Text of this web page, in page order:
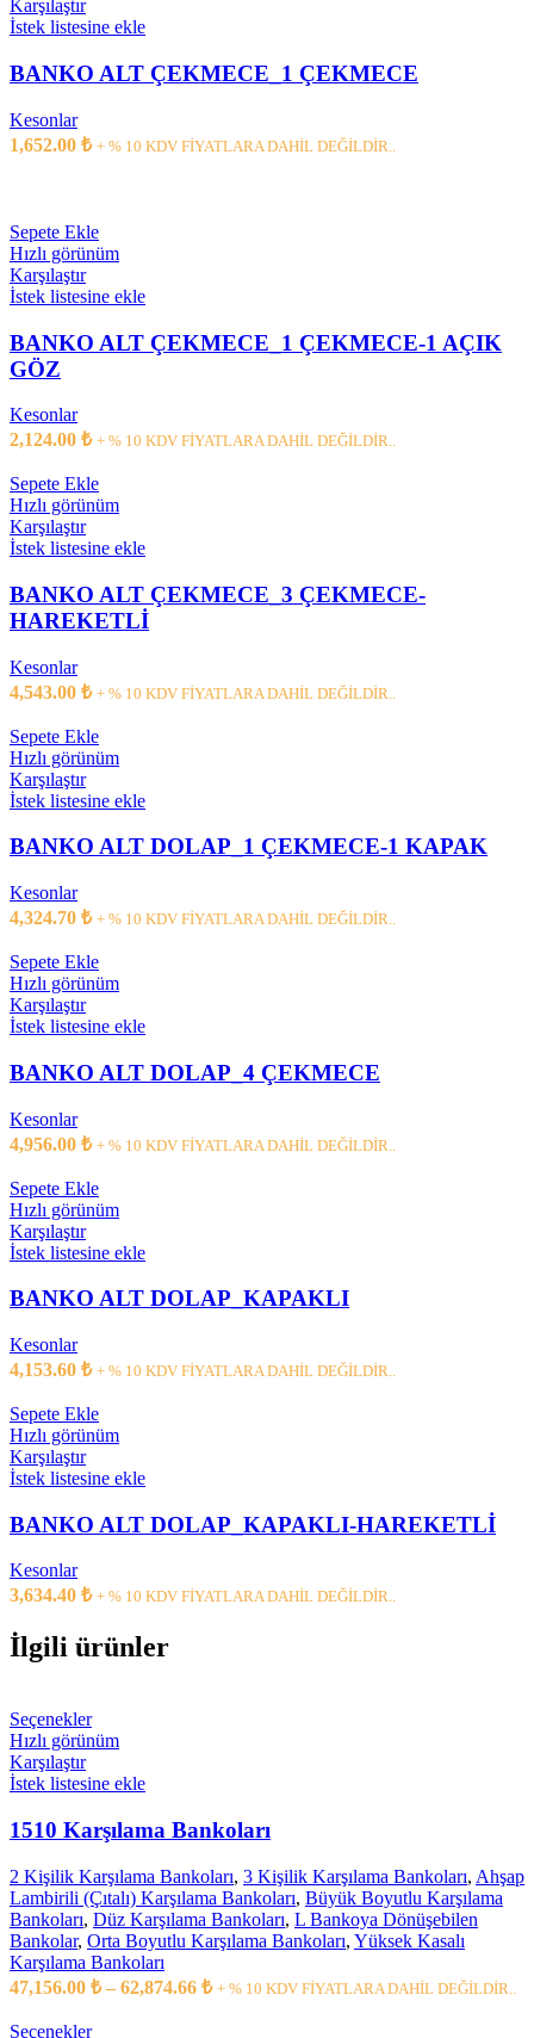
Karşılaştır
İstek listesine ekle
BANKO ALT ÇEKMECE_1 ÇEKMECE
Kesonlar
1,652.00 ₺ + % 10 KDV FİYATLARA DAHİL DEĞİLDİR..
Sepete Ekle
Hızlı görünüm
Karşılaştır
İstek listesine ekle
BANKO ALT ÇEKMECE_1 ÇEKMECE-1 AÇIK
GÖZ
Kesonlar
2,124.00 ₺ + % 10 KDV FİYATLARA DAHİL DEĞİLDİR..
Sepete Ekle
Hızlı görünüm
Karşılaştır
İstek listesine ekle
BANKO ALT ÇEKMECE_3 ÇEKMECE-
HAREKETLİ
Kesonlar
4,543.00 ₺ + % 10 KDV FİYATLARA DAHİL DEĞİLDİR..
Sepete Ekle
Hızlı görünüm
Karşılaştır
İstek listesine ekle
BANKO ALT DOLAP_1 ÇEKMECE-1 KAPAK
Kesonlar
4,324.70 ₺ + % 10 KDV FİYATLARA DAHİL DEĞİLDİR..
Sepete Ekle
Hızlı görünüm
Karşılaştır
İstek listesine ekle
BANKO ALT DOLAP_4 ÇEKMECE
Kesonlar
4,956.00 ₺ + % 10 KDV FİYATLARA DAHİL DEĞİLDİR..
Sepete Ekle
Hızlı görünüm
Karşılaştır
İstek listesine ekle
BANKO ALT DOLAP_KAPAKLI
Kesonlar
4,153.60 ₺ + % 10 KDV FİYATLARA DAHİL DEĞİLDİR..
Sepete Ekle
Hızlı görünüm
Karşılaştır
İstek listesine ekle
BANKO ALT DOLAP_KAPAKLI-HAREKETLİ
Kesonlar
3,634.40 ₺ + % 10 KDV FİYATLARA DAHİL DEĞİLDİR..
İlgili ürünler
Seçenekler
Hızlı görünüm
Karşılaştır
İstek listesine ekle
1510 Karşılama Bankoları
2 Kişilik Karşılama Bankoları, 3 Kişilik Karşılama Bankoları, Ahşap
Lambirili (Çıtalı) Karşılama Bankoları, Büyük Boyutlu Karşılama
Bankoları, Düz Karşılama Bankoları, L Bankoya Dönüşebilen
Bankolar, Orta Boyutlu Karşılama Bankoları, Yüksek Kasalı
Karşılama Bankoları
47,156.00 ₺ – 62,874.66 ₺ + % 10 KDV FİYATLARA DAHİL DEĞİLDİR..
Seçenekler